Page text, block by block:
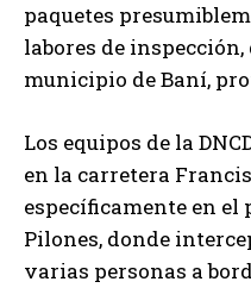
paquetes
labores de
municipio de Baní,
Los equipos de la
en la carretera
específicamente en el
Pilones, donde
varias personas a